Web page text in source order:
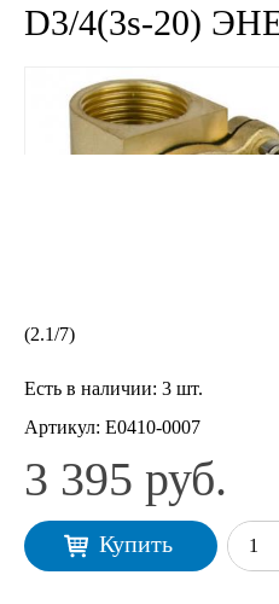
D3/4(3s-20)
(2.1/7)
Есть в наличии: 3 шт.
Артикул: Е0410-0007
3 395 руб.
Купить